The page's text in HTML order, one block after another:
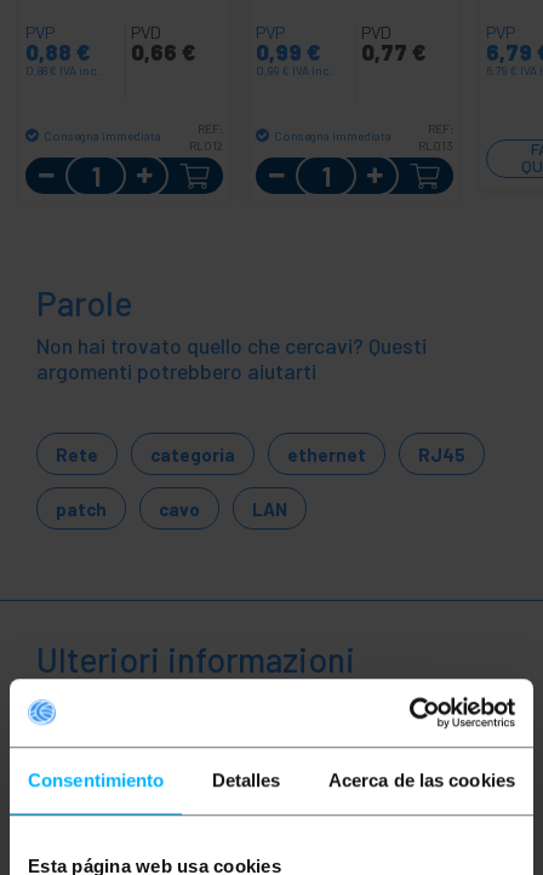
Consentimiento Detalles Acerca de las cookies
Esta página web usa cookies
PVP
0,88 €
0,88 € IVA inc.
PVD
0,66 €
Consegna immediata
REF:
RL012
Quantità
PVP
0,99 €
0,99 € IVA inc.
PVD
0,77 €
Consegna immediata
REF:
RL013
Quantità
PVP
6,79
6,79 € IVA
Parole
Non hai trovato quello che cercavi? Questi
argomenti potrebbero aiutarti
Rete categoria ethernet RJ45
patch cavo LAN
Ulteriori informazioni
Descrizione
Cavi di rete Ethernet RJ45 di categoria 5e UTP
trasmissione dati che voce in maniera